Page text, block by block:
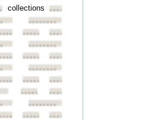
collections ••••••••
••••••••
••••••••••••••••
••••••••
••••••••••••••••
••••••••
••••••••••••••••
••••••••••••••••
••••••••
••••••••••••••••